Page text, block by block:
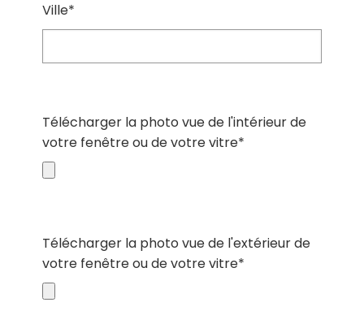
Ville*
Télécharger la photo vue de l'intérieur de
votre fenêtre ou de votre vitre*
Télécharger la photo vue de l'extérieur de
votre fenêtre ou de votre vitre*